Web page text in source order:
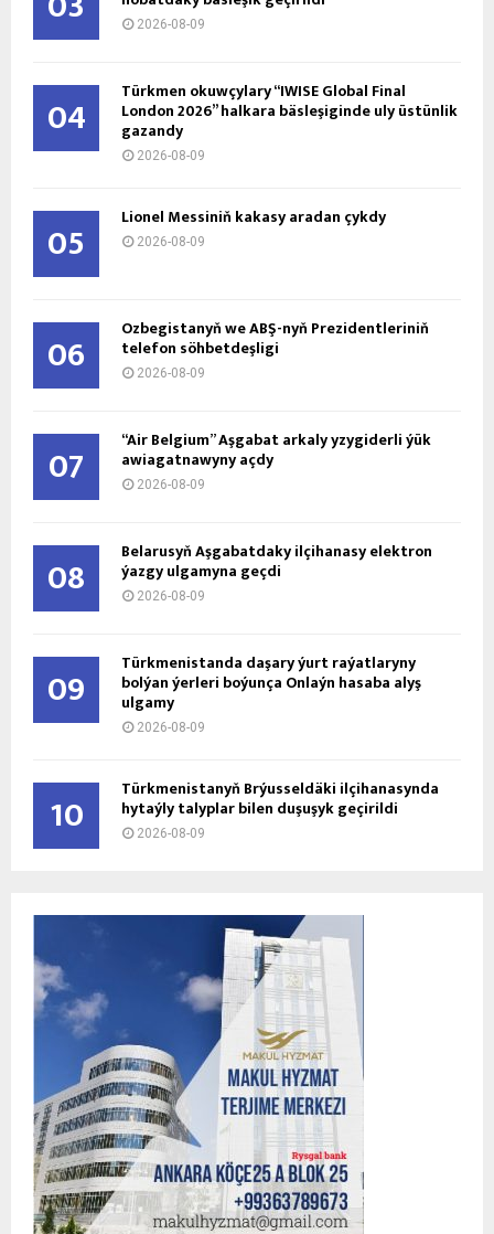
2026-08-09
04 Türkmen okuwçylary “IWISE Global Final
London 2026” halkara bäsleşiginde uly üstünlik
gazandy
2026-08-09
05 Lionel Messiniň kakasy aradan çykdy
2026-08-09
06 Özbegistanyň we ABŞ-nyň Prezidentleriniň
telefon söhbetdeşligi
2026-08-09
07 “Air Belgium” Aşgabat arkaly yzygiderli ýük
awiagatnawyny açdy
2026-08-09
08 Belarusyň Aşgabatdaky ilçihanasy elektron
ýazgy ulgamyna geçdi
2026-08-09
09 Türkmenistanda daşary ýurt raýatlaryny
bolýan ýerleri boýunça Onlaýn hasaba alyş
ulgamy
2026-08-09
10 Türkmenistanyň Brýusseldäki ilçihanasynda
hytaýly talyplar bilen duşuşyk geçirildi
2026-08-09